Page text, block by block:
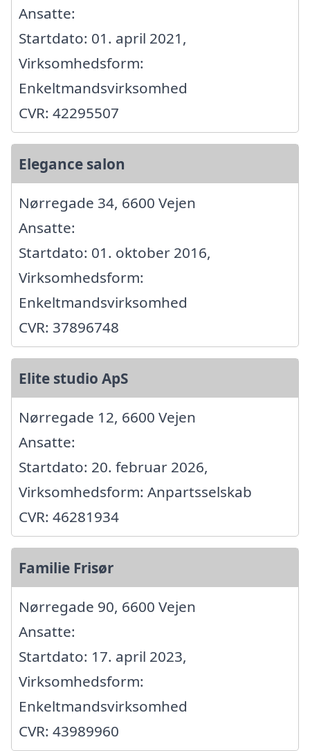
Ansatte:
Startdato: 01. april 2021,
Virksomhedsform:
Enkeltmandsvirksomhed
CVR: 42295507
Elegance salon
Nørregade 34, 6600 Vejen
Ansatte:
Startdato: 01. oktober 2016,
Virksomhedsform:
Enkeltmandsvirksomhed
CVR: 37896748
Elite studio ApS
Nørregade 12, 6600 Vejen
Ansatte:
Startdato: 20. februar 2026,
Virksomhedsform: Anpartsselskab
CVR: 46281934
Familie Frisør
Nørregade 90, 6600 Vejen
Ansatte:
Startdato: 17. april 2023,
Virksomhedsform:
Enkeltmandsvirksomhed
CVR: 43989960